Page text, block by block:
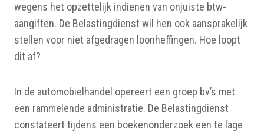
wegens het opzettelijk indienen van onjuiste btw-
aangiften. De Belastingdienst wil hen ook aansprakelijk
stellen voor niet afgedragen loonheffingen. Hoe loopt
dit af?
In de automobielhandel opereert een groep bv’s met
een rammelende administratie. De Belastingdienst
constateert tijdens een boekenonderzoek een te lage